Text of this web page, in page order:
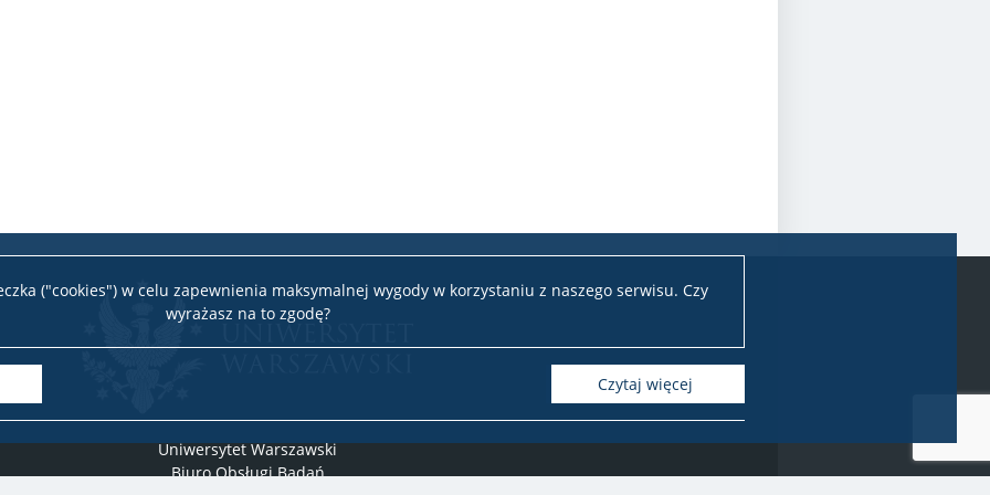
("cookies") w celu zapewnienia maksymalnej wygody w korzystaniu z naszego serwisu. Czy
wyrażasz na to zgodę?
Czytaj więcej
i Gospodarka Przestrzenna
Uniwersytet Warszawski
Biuro Obsługi Badań